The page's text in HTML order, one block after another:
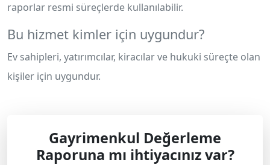
raporlar resmi süreçlerde kullanılabilir.
Bu hizmet kimler için uygundur?
Ev sahipleri, yatırımcılar, kiracılar ve hukuki süreçte olan
kişiler için uygundur.
Gayrimenkul Değerleme
Raporuna mı ihtiyacınız var?